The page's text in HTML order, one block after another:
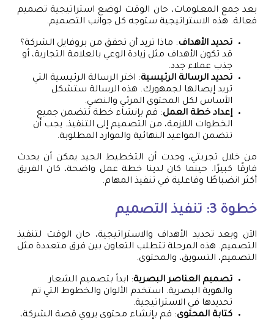
بعد جمع المعلومات، حان الوقت لوضع استراتيجية تصميم
فعالة. هذه الاستراتيجية ستوجه كل جوانب التصميم.
تحديد الأهداف: ماذا تريد أن تحقق من بروفايل الشركة؟
قد تكون الأهداف مثل زيادة الوعي بالعلامة التجارية، أو
جذب عملاء جدد.
تحديد الرسالة الرئيسية: اختر الرسالة الرئيسية التي
تريد إيصالها لجمهورك. هذه الرسالة ستشكل
الأساس لكل المحتوى المرئي والنصي.
إعداد خطة العمل: قم بإنشاء خطة تتضمن جميع
الخطوات اللازمة، من التصميم إلى التنفيذ. يجب أن
تتضمن المواعيد النهائية والموارد المطلوبة.
من خلال تجربتي، وجدت أن التخطيط الجيد يمكن أن يحدث
فارقًا كبيرًا. حينما كان لدينا خطة عمل واضحة، كان الفريق
أكثر انضباطًا وفاعلية في تنفيذ المهام.
خطوة 3: تنفيذ التصميم
الآن وبعد تحديد الأهداف والاستراتيجية، حان الوقت لتنفيذ
التصميم. هذه المرحلة تتطلب التعاون بين فرق متعددة مثل
التصميم، التسويق، والمحتوى.
تصميم العناصر البصرية: ابدأ بتصميم الشعار
والهوية البصرية. استخدم الألوان والخطوط التي تم
تحديدها في الاستراتيجية.
كتابة المحتوى: قم بإنشاء محتوى يروي قصة الشركة،